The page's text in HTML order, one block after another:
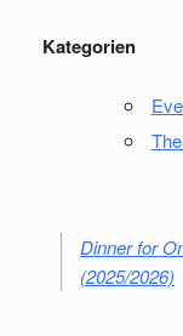
Kategorien
Dinner for
(2025/2026)